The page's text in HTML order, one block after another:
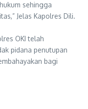
sehingga
Jelas Kapolres Dili.
OKI telah
pidana penutupan
bagi